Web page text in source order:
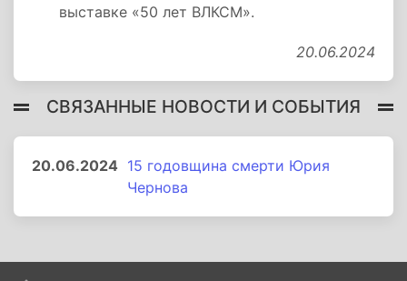
выставке «50 лет ВЛКСМ».
20.06.2024
СВЯЗАННЫЕ НОВОСТИ И СОБЫТИЯ
20.06.2024 15 годовщина смерти Юрия
Чернова